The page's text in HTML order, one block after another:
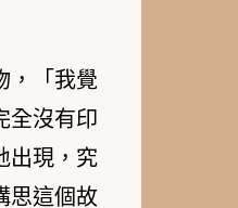
，「我覺
全沒有印
出現，究
思這個故